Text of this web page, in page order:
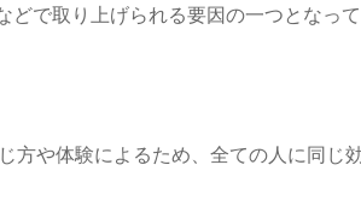
どで取り上げられる要因の一つとなっ
方や体験によるため、全ての人に同じ